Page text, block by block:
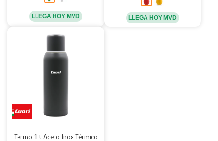
LLEGA HOY MVD LLEGA HOY MVD
Termo 1Lt Acero Inox Térmico